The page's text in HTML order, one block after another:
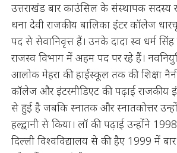
उत्तराखंड बार काउंसिल के संस्थापक सदस्य
धना देवी राजकीय बालिका इंटर कॉलेज
पद से सेवानिवृत्त हैं। उनके दादा स्व धर्म सिंह
राजस्व विभाग में अहम पद पर रहे हैं।
आलोक मेहरा की हाईस्कूल तक की शिक्षा
कॉलेज और इंटरमीडिएट की पढ़ाई राजकीय
से हुई है जबकि स्नातक और स्नातकोत्तर
हल्द्वानी से किया। लॉ की पढ़ाई उन्होंने
दिल्ली विश्वविद्यालय से की हैए 1999 में